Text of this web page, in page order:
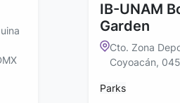
IB-UNAM
Garden
Cto. Zona
Coyoacán,
Parks